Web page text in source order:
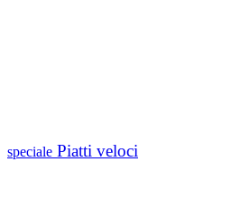
speciale Piatti veloci